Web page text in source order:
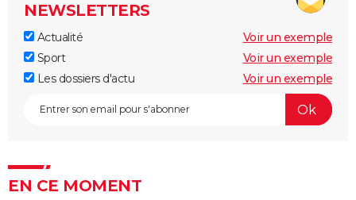
NEWSLETTERS
Actualité
Voir un exemple
Sport
Voir un exemple
Les dossiers d'actu
Voir un exemple
EN CE MOMENT